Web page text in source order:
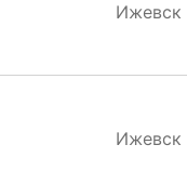
Ижевск
Ижевск